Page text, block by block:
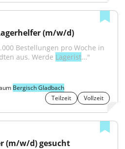
(m/w/d)
Bestellungen pro Woche in
aus. Werde Lagerist..."
Bergisch Gladbach
Teilzeit
Vollzeit
(m/w/d) gesucht